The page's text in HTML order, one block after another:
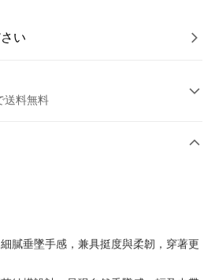
い
送料無料
彰化商業銀行
膩垂墜手感，兼具挺度與柔韌，穿著更